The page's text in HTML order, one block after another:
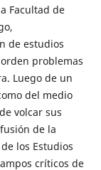
Facultad de
de estudios
problemas
Luego de un
del medio
volcar sus
de la
los Estudios
críticos de